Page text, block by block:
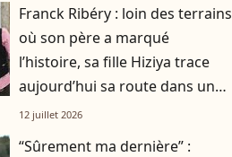
Franck Ribéry : loin des terrains
où son père a marqué
l’histoire, sa fille Hiziya trace
aujourd’hui sa route dans un
tout autre univers
12 juillet 2026
“Sûrement ma dernière” :